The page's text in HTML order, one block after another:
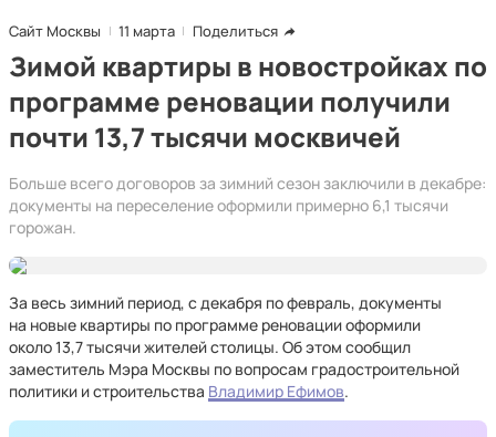
Сайт Москвы 11 марта Поделиться
Зимой квартиры в новостройках по
программе реновации получили
почти 13,7 тысячи москвичей
Больше всего договоров за зимний сезон заключили в декабре:
документы на переселение оформили примерно 6,1 тысячи
горожан.
За весь зимний период, с декабря по февраль, документы
на новые квартиры по программе реновации оформили
около 13,7 тысячи жителей столицы. Об этом сообщил
заместитель Мэра Москвы по вопросам градостроительной
политики и строительства Владимир Ефимов.